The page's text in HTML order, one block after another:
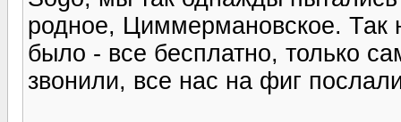
родное, Циммермановское. Так
было - все бесплатно, только
звонили, все нас на фиг